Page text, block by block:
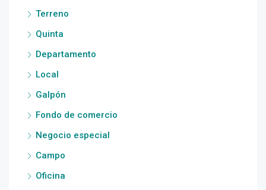
Terreno
Quinta
Departamento
Local
Galpón
Fondo de comercio
Negocio especial
Campo
Oficina